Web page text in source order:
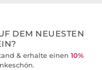
DEM NEUESTEN
& erhalte einen 10%